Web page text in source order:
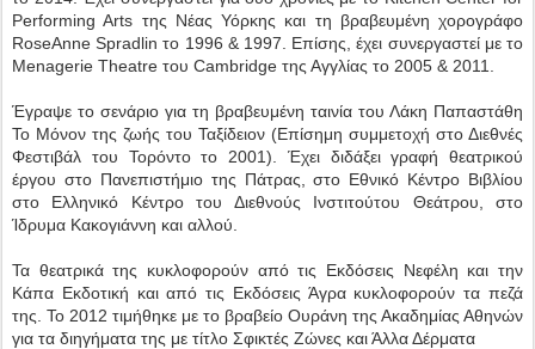
Performing Arts της Νέας Υόρκης και τη βραβευμένη χορογράφο
RoseAnne Spradlin το 1996 & 1997. Επίσης, έχει συνεργαστεί με το
Menagerie Theatre του Cambridge της Αγγλίας το 2005 & 2011.
Έγραψε το σενάριο για τη βραβευμένη ταινία του Λάκη Παπαστάθη
Το Μόνον της ζωής του Ταξίδειον (Επίσημη συμμετοχή στο Διεθνές
Φεστιβάλ του Τορόντο το 2001). Έχει διδάξει γραφή θεατρικού
έργου στο Πανεπιστήμιο της Πάτρας, στο Εθνικό Κέντρο Βιβλίου
στο Ελληνικό Κέντρο του Διεθνούς Ινστιτούτου Θεάτρου, στο
Ίδρυμα Κακογιάννη και αλλού.
Τα θεατρικά της κυκλοφορούν από τις Εκδόσεις Νεφέλη και την
Κάπα Εκδοτική και από τις Εκδόσεις Άγρα κυκλοφορούν τα πεζά
της. Το 2012 τιμήθηκε με το βραβείο Ουράνη της Ακαδημίας Αθηνών
για τα διηγήματα της με τίτλο Σφικτές Ζώνες και Άλλα Δέρματα